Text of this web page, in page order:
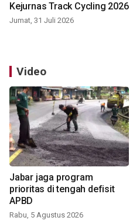
Kejurnas Track Cycling 2026
Jumat, 31 Juli 2026
Video
Jabar jaga program
prioritas di tengah defisit
APBD
Rabu, 5 Agustus 2026